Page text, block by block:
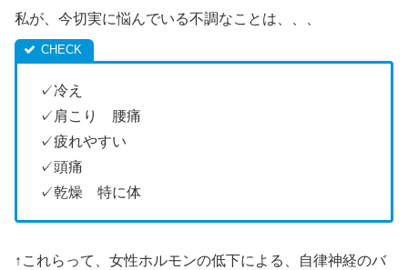
私が、今切実に悩んでいる不調なことは、、、
✓冷え
✓肩こり 腰痛
✓疲れやすい
✓頭痛
✓乾燥 特に体
↑これらって、女性ホルモンの低下による、自律神経のバ